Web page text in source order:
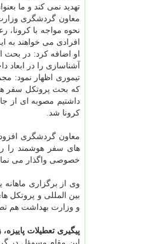
تهدید نمی کند و ما
معاون گردشگری
نحوه مواجه با
افرادی می خواهند به
او اضافه کرد: در بحث
آشناسازی را در ابعاد
تیموری اظهار نمود:
که بحث پروتکل سفر
داشتیم مصوبه ای از
کرونا شد.
معاون گردشگری افزود:
های سفر هوشمند را
خصوصی واگذار می
وی از برگزاری
بین المللی و پروتکل
و وزارت بهداشت هم تصویب کرده
پیگیری تعطیلات